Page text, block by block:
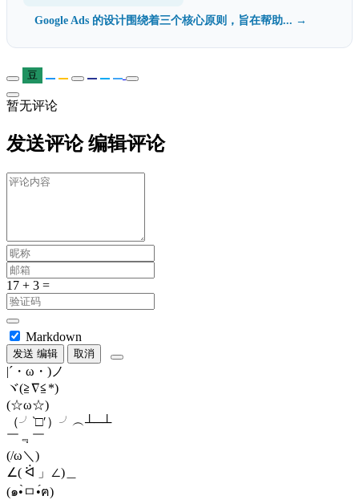
Google Ads 的设计围绕着三个核心原则，旨在帮助... →
豆
暂无评论
发送评论 编辑评论
Markdown
发送 编辑 取消
|´・ω・)ノ
ヾ(≧∇≦*)ゝ
(☆ω☆)
（╯‵□′）╯︵┴─┴
￣﹃￣
(/ω＼)
∠( ᐛ 」∠)＿
(๑•̀ㅁ•́ฅ)